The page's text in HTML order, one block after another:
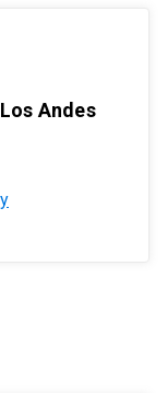
Andes